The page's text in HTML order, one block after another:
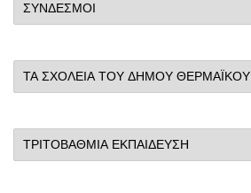
ΣΥΝΔΕΣΜΟΙ
ΤΑ ΣΧΟΛΕΙΑ ΤΟΥ ΔΗΜΟΥ ΘΕΡΜΑΪΚΟΥ
ΤΡΙΤΟΒΑΘΜΙΑ ΕΚΠΑΙΔΕΥΣΗ